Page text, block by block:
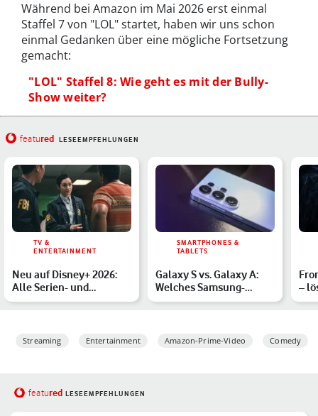
Während bei Amazon im Mai 2026 erst einmal
Staffel 7 von "LOL" startet, haben wir uns schon
einmal Gedanken über eine mögliche Fortsetzung
gemacht:
"LOL" Staffel 8: Wie geht es mit der Bully-
Show weiter?
featured LESEEMPFEHLUNGEN
TV &
ENTERTAINMENT
Neu auf Disney+ 2026:
Alle Serien- und
Filmstarts im
SMARTPHONES &
TABLETS
Galaxy S vs. Galaxy A:
Welches Samsung-
Handy passt zu Dir?
–
Streaming Entertainment Amazon-Prime-Video Comedy
featured LESEEMPFEHLUNGEN